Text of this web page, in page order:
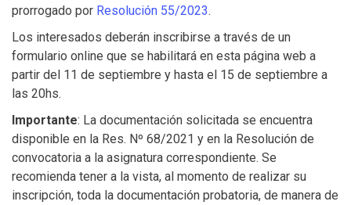
prorrogado por Resolución 55/2023.
Los interesados deberán inscribirse a través de un
formulario online que se habilitará en esta página web a
partir del 11 de septiembre y hasta el 15 de septiembre a
las 20hs.
Importante: La documentación solicitada se encuentra
disponible en la Res. Nº 68/2021 y en la Resolución de
convocatoria a la asignatura correspondiente. Se
recomienda tener a la vista, al momento de realizar su
inscripción, toda la documentación probatoria, de manera de